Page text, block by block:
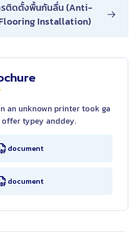
รติดตั้งพื้นกันลื่น (Anti-
Installation)
an unknown printer took ga
typey anddey.
document
document